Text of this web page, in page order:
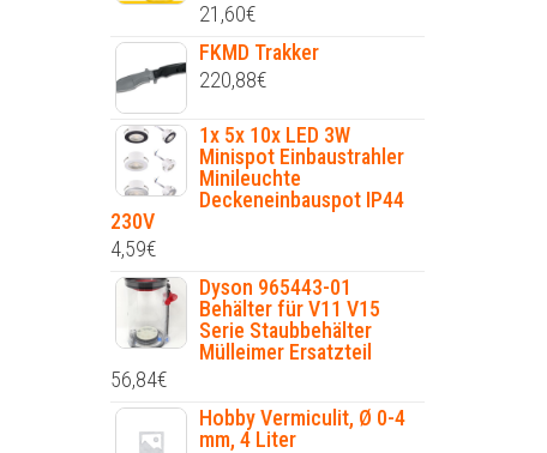
21,60€
FKMD Trakker
220,88€
1x 5x 10x LED 3W
Minispot Einbaustrahler
Minileuchte
Deckeneinbauspot IP44
230V
4,59€
Dyson 965443-01
Behälter für V11 V15
Serie Staubbehälter
Mülleimer Ersatzteil
56,84€
Hobby Vermiculit, Ø 0-4
mm, 4 Liter